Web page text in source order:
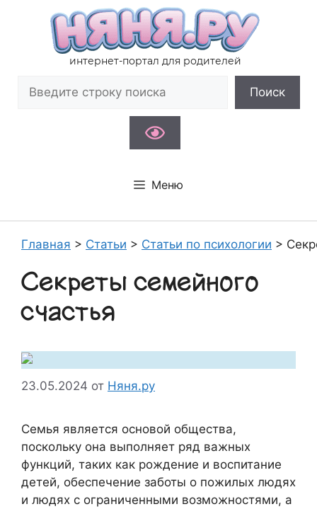
содержимому
интернет-портал для родителей
Поиск
Меню
Главная > Статьи > Статьи по психологии >
Секреты семейного
счастья
23.05.2024 от Няня.ру
Семья является основой общества,
поскольку она выполняет ряд важных
функций, таких как рождение и воспитание
детей, обеспечение заботы о пожилых людях
и людях с ограниченными возможностями, а